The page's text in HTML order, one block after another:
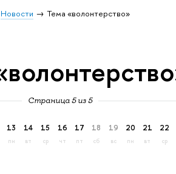
Новости Тема «волонтерство»
Страница 5 из 5
13
пн
14
вт
15
ср
16
чт
17
пт
18
сб
19
вс
20
пн
21
вт
22
ср